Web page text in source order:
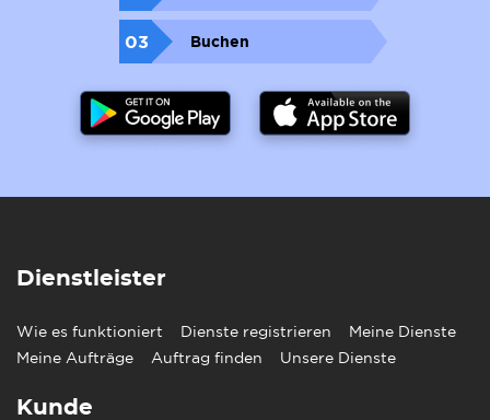
03 Buchen
Dienstleister
Wie es funktioniert Dienste registrieren
Meine Dienste
Meine Aufträge
Auftrag finden Unsere Dienste
Kunde